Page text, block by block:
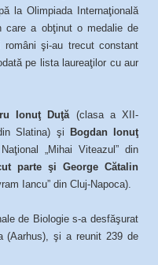
la Olimpiada Internaţională
care a obţinut o medalie de
şi-au trecut constant
pe lista laureaţilor cu aur
Ionuţ Duţă(clasa a XII-
Slatina) şi
Bogdan Ionuţ
„Mihai Viteazul” din
parte şi George Cătalin
Iancu” din Cluj-Napoca).
de Biologie s-a desfăşurat
(Aarhus), şi a reunit 239 de